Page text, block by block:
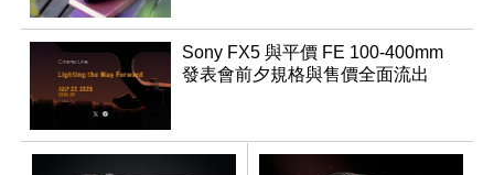
Sony FX5 與平價 FE 100-400mm
發表會前夕規格與售價全面流出